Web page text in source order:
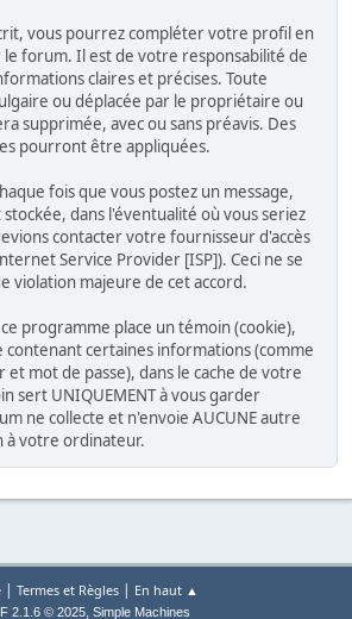
vous pourrez compléter votre profil en
le forum. Il est de votre responsabilité de
claires et précises. Toute
ou déplacée par le propriétaire ou
supprimée, avec ou sans préavis. Des
pourront être appliquées.
fois que vous postez un message,
dans l'éventualité où vous seriez
contacter votre fournisseur d'accès
Service Provider [ISP]). Ceci ne se
violation majeure de cet accord.
programme place un témoin (cookie),
certaines informations (comme
mot de passe), dans le cache de votre
sert UNIQUEMENT à vous garder
ne collecte et n'envoie AUCUNE autre
votre ordinateur.
| Termes et Règles| En haut ▲
2.1.6 © 2025, Simple Machines